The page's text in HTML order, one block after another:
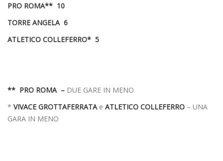
PRO ROMA** 10
TORRE ANGELA 6
ATLETICO COLLEFERRO* 5
** PRO ROMA – DUE GARE IN MENO
* VIVACE GROTTAFERRATA e ATLETICO COLLEFERRO – UNA
GARA IN MENO